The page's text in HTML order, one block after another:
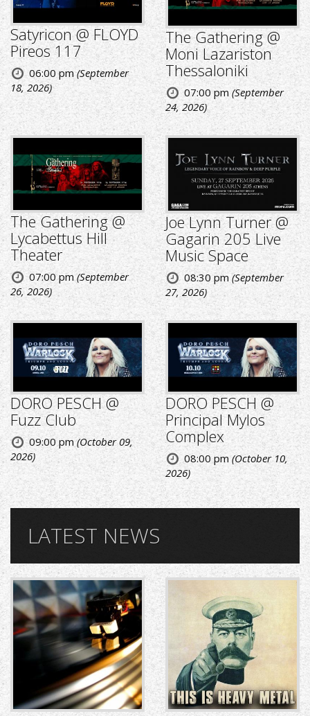
Satyricon @ FLOYD
Pireos 117
06:00 pm(September
18, 2026)
The Gathering @
Moni Lazariston
Thessaloniki
07:00 pm (September
24, 2026)
The Gathering @
Lycabettus Hill
Theater
07:00 pm(September
26, 2026)
Joe Lynn Turner @
Gagarin 205 Live
Music Space
08:30 pm (September
27, 2026)
DORO PESCH @
Fuzz Club
09:00 pm(October 09,
2026)
DORO PESCH @
Principal Mylos
Complex
08:00 pm (October 10,
2026)
LATEST NEWS